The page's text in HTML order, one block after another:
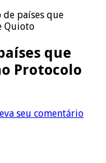
de países que
Quioto
que
Protocolo
seu comentário